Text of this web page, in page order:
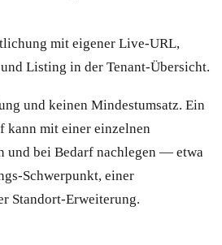
mit eigener Live-URL,
Listing in der Tenant-Übersicht.
und keinen Mindestumsatz. Ein
kann mit einer einzelnen
und bei Bedarf nachlegen — etwa
Schwerpunkt, einer
Standort-Erweiterung.